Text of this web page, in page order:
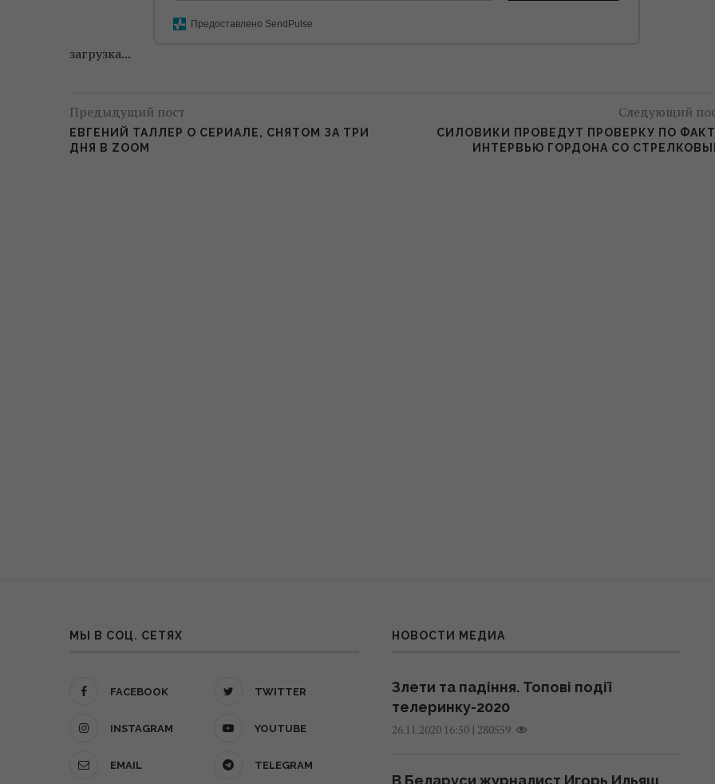
Предоставлено SendPulse
загрузка...
Предыдущий пост
ЕВГЕНИЙ ТАЛЛЕР О СЕРИАЛЕ, СНЯТОМ ЗА ТРИ
ДНЯ В ZOOM
Следующий
СИЛОВИКИ ПРОВЕДУТ ПРОВЕРКУ ПО
ИНТЕРВЬЮ ГОРДОНА СО
МЫ В СОЦ. СЕТЯХ
FACEBOOK TWITTER
INSTAGRAM YOUTUBE
EMAIL TELEGRAM
НОВОСТИ МЕДИА
Злети та падіння. Топові події
телеринку-2020
26.11.2020 16:50| 280559
В Беларуси журналист Игорь Ильяш